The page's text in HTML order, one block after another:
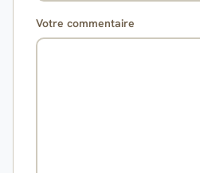
Votre commentaire